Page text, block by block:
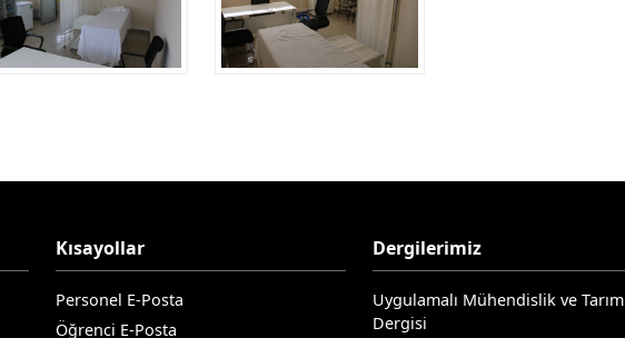
Kısayollar
Personel E-Posta
Öğrenci E-Posta
Dergilerimiz
Uygulamalı Mühendislik ve Tarım
Dergisi